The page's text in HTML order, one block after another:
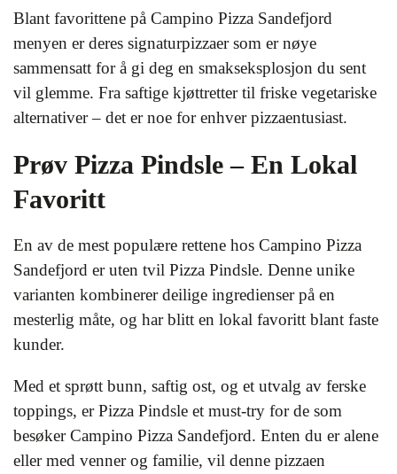
Blant favorittene på Campino Pizza Sandefjord
menyen er deres signaturpizzaer som er nøye
sammensatt for å gi deg en smakseksplosjon du sent
vil glemme. Fra saftige kjøttretter til friske vegetariske
alternativer – det er noe for enhver pizzaentusiast.
Prøv Pizza Pindsle – En Lokal
Favoritt
En av de mest populære rettene hos Campino Pizza
Sandefjord er uten tvil Pizza Pindsle. Denne unike
varianten kombinerer deilige ingredienser på en
mesterlig måte, og har blitt en lokal favoritt blant faste
kunder.
Med et sprøtt bunn, saftig ost, og et utvalg av ferske
toppings, er Pizza Pindsle et must-try for de som
besøker Campino Pizza Sandefjord. Enten du er alene
eller med venner og familie, vil denne pizzaen